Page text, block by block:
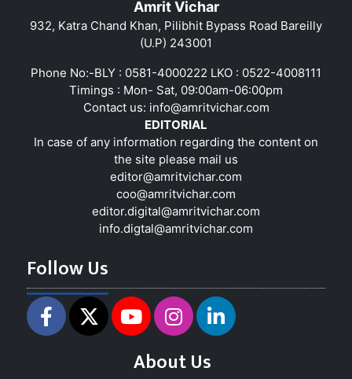
Amrit Vichar
932, Katra Chand Khan, Pilibhit Bypass Road Bareilly
(U.P) 243001
Phone No:-BLY : 0581-4000222 LKO : 0522-4008111
Timings : Mon- Sat, 09:00am-06:00pm
Contact us: info@amritvichar.com
EDITORIAL
In case of any information regarding the content on
the site please mail us
editor@amritvichar.com
coo@amritvichar.com
editor.digital@amritvichar.com
info.digtal@amritvichar.com
Follow Us
About Us